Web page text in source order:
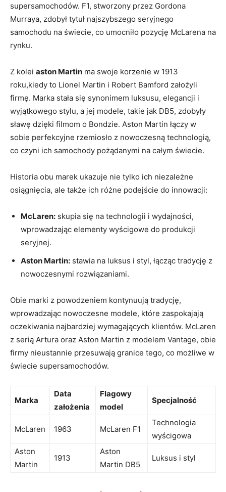
supersamochodów. F1, stworzony przez Gordona
Murraya, zdobył tytuł najszybszego seryjnego
samochodu na świecie, co umocniło pozycję McLarena na
rynku.
Z kolei aston Martin ma swoje korzenie w 1913
roku,kiedy to Lionel Martin i Robert Bamford założyli
firmę. Marka stała się synonimem luksusu, elegancji i
wyjątkowego stylu, a jej modele, takie jak DB5, zdobyły
sławę dzięki filmom o Bondzie. Aston Martin łączy w
sobie perfekcyjne rzemiosło z nowoczesną technologią,
co czyni ich samochody pożądanymi na całym świecie.
Historia obu marek ukazuje nie tylko ich niezależne
osiągnięcia, ale także ich różne podejście do innowacji:
McLaren: skupia się na technologii i wydajności,
wprowadzając elementy wyścigowe do produkcji
seryjnej.
Aston Martin: stawia na luksus i styl, łącząc tradycję z
nowoczesnymi rozwiązaniami.
Obie marki z powodzeniem kontynuują tradycję,
wprowadzając nowoczesne modele, które zaspokajają
oczekiwania najbardziej wymagających klientów. McLaren
z serią Artura oraz Aston Martin z modelem Vantage, obie
firmy nieustannie przesuwają granice tego, co możliwe w
świecie supersamochodów.
Marka
Data
założenia
Flagowy
model
Specjalność
McLaren 1963 McLaren F1
Technologia
wyścigowa
Aston
Martin
1913
Aston
Martin DB5
Luksus i styl